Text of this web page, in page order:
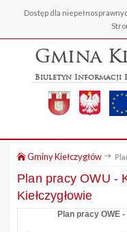
Dostęp dla
Gmina
Biuletyn Informacji
Gminy Kiełczygłów
Plan pracy OWU -
Kiełczygłowie
Plan pracy OWE